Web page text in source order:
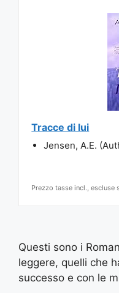
Tracce di lui
Jensen, A.E.
Prezzo tasse incl., escluse
Questi sono i
leggere, quelli che
successo e con le